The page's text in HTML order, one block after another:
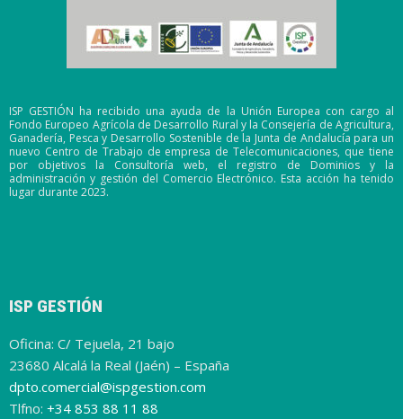
ISP GESTIÓN ha recibido una ayuda de la Unión Europea con cargo al
Fondo Europeo Agrícola de Desarrollo Rural y la Consejería de Agricultura,
Ganadería, Pesca y Desarrollo Sostenible de la Junta de Andalucía para un
nuevo Centro de Trabajo de empresa de Telecomunicaciones, que tiene
por objetivos la Consultoría web, el registro de Dominios y la
administración y gestión del Comercio Electrónico. Esta acción ha tenido
lugar durante 2023.
ISP GESTIÓN
Oficina: C/ Tejuela, 21 bajo
23680 Alcalá la Real (Jaén) – España
dpto.comercial@ispgestion.com
Tlfno: +34 853 88 11 88